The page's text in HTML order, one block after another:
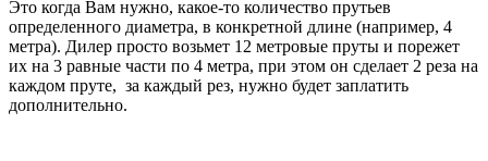
Это когда Вам нужно, какое-то количество прутьев
определенного диаметра, в конкретной длине (например, 4
метра). Дилер просто возьмет 12 метровые пруты и порежет
их на 3 равные части по 4 метра, при этом он сделает 2 реза на
каждом пруте, за каждый рез, нужно будет заплатить
дополнительно.